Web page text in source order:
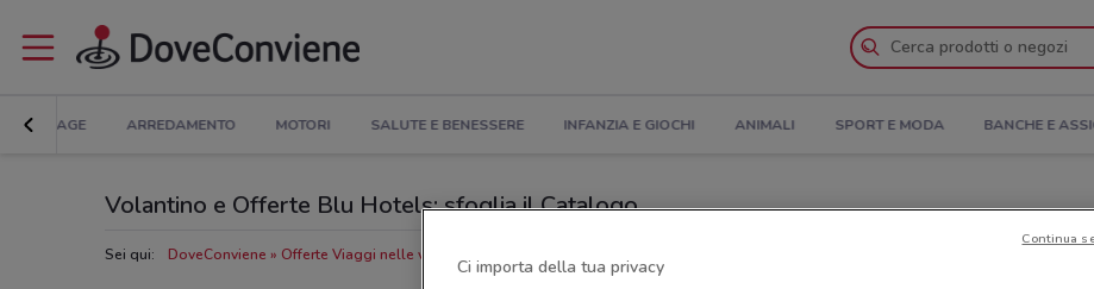
BRICOLAGE ARREDAMENTO MOTORI SALUTE E BENESSERE INFANZIA E GIOCHI ANIMALI SPORT E MODA BANCHE E
Volantino e Offerte Blu Hotels: sfoglia il Catalogo
Sei qui: DoveConviene Offerte Viaggi nelle vicinanze
Ci importa della tua privacy
Continua